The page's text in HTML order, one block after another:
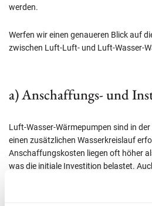
werden.
Werfen wir einen genaueren Blick auf
zwischen Luft-Luft- und Luft-Wasser-
a) Anschaffungs- und
Luft-Wasser-Wärmepumpen sind in
einen zusätzlichen Wasserkreislauf
Anschaffungskosten liegen oft höher
was die initiale Investition belastet.
der Regel höher, was zu einer weiteren